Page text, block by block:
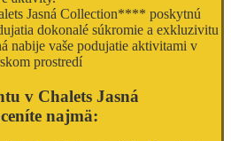
Jasná Collection**** poskytnú
dokonalé súkromie a exkluzivitu
nabije vaše podujatie aktivitami v
prostredí
v Chalets Jasná
najmä: